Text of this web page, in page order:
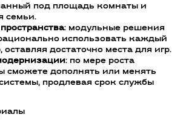
под площадь комнаты и
семьи.
: модульные решения
использовать каждый
оставляя достаточно места для игр.
: по мере роста
сможете дополнять или менять
продлевая срок службы